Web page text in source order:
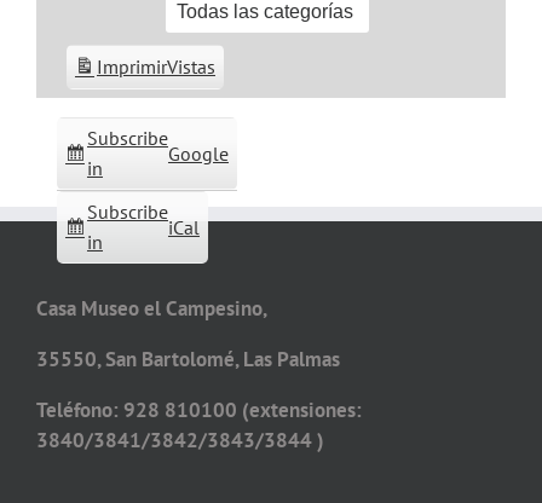
Todas las categorías
Subscribe
in
Google
Subscribe
in
iCal
ImprimirVistas
Casa Museo el Campesino,
35550, San Bartolomé, Las Palmas
Teléfono: 928 810100 (extensiones:
3840/3841/3842/3843/3844 )